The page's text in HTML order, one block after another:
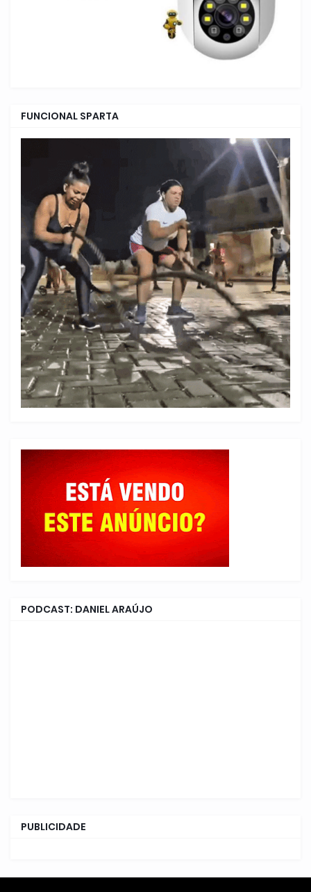
FUNCIONAL SPARTA
PODCAST: DANIEL ARAÚJO
PUBLICIDADE